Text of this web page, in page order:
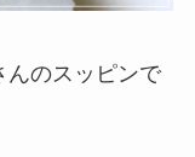
んのスッピンで